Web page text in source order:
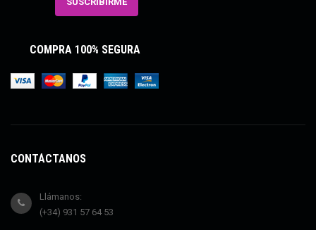
COMPRA 100% SEGURA
CONTÁCTANOS
Llámanos:
(+34) 931 57 64 53